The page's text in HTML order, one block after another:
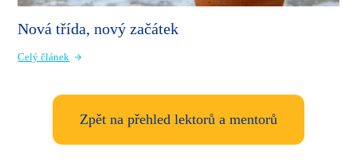
Nová třída, nový začátek
Celý článek
Zpět na přehled lektorů a mentorů